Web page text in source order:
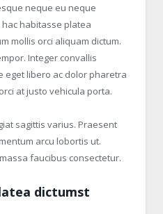
neque eu neque
habitasse platea
mollis orci aliquam dictum.
Integer convallis
eget libero ac dolor pharetra
at justo vehicula porta.
sagittis varius. Praesent
arcu lobortis ut.
faucibus consectetur.
dictumst